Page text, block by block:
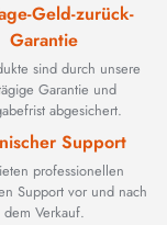
Geld-zurück-
Garantie
sind durch unsere
Garantie und
abgesichert.
Support
professionellen
Support vor und nach
dem Verkauf.